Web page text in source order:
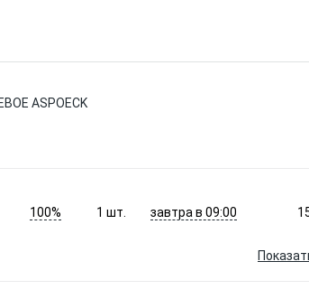
ASPOECK
100% 1шт. завтра в 09:00